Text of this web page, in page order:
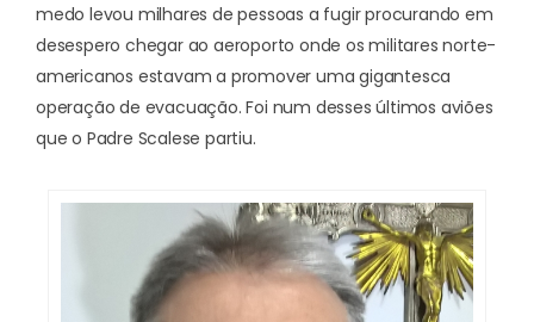
medo levou milhares de pessoas a fugir procurando em
desespero chegar ao aeroporto onde os militares norte-
americanos estavam a promover uma gigantesca
operação de evacuação. Foi num desses últimos aviões
que o Padre Scalese partiu.